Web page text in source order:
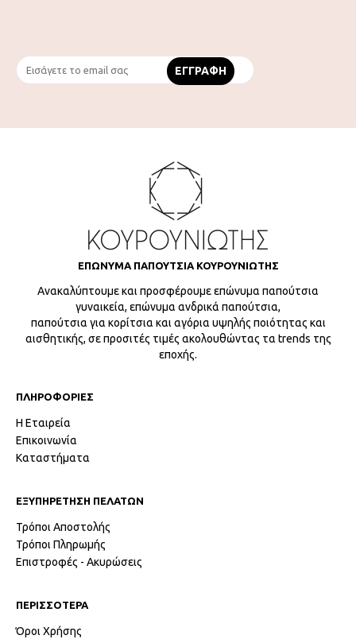
ΕΠΩΝΥΜΑ ΠΑΠΟΥΤΣΙΑ ΚΟΥΡΟΥΝΙΩΤΗΣ
Ανακαλύπτουμε και προσφέρουμε επώνυμα παπούτσια
γυναικεία, επώνυμα ανδρικά παπούτσια,
παπούτσια για κορίτσια και αγόρια υψηλής ποιότητας και
αισθητικής, σε προσιτές τιμές ακολουθώντας τα trends της
εποχής.
ΠΛΗΡΟΦΟΡΙΕΣ
Η Εταιρεία
Επικοινωνία
Καταστήματα
ΕΞΥΠΗΡΕΤΗΣΗ ΠΕΛΑΤΩΝ
Τρόποι Αποστολής
Τρόποι Πληρωμής
Επιστροφές - Ακυρώσεις
ΠΕΡΙΣΣΟΤΕΡΑ
Όροι Χρήσης